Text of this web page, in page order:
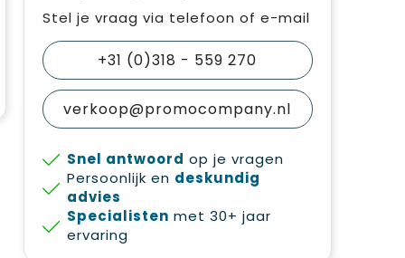
Stel je vraag via telefoon of e-mail
+31 (0)318 - 559 270
verkoop@promocompany.nl
Snel antwoord op je vragen
Persoonlijk en deskundig
advies
Specialisten met 30+ jaar
ervaring